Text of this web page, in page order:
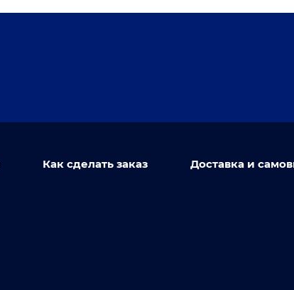
Как сделать заказ Доставка и